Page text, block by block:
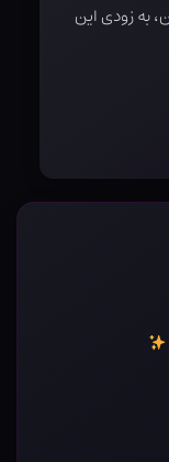
به زودی این